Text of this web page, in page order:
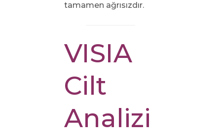
tamamen ağrısızdır.
VISIA
Cilt
Analizi